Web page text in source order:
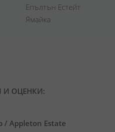
Епълтън Естейт
Ямайка
И ОЦЕНКИ:
/ Appleton Estate